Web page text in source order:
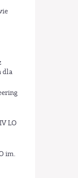
dla
LO
im.